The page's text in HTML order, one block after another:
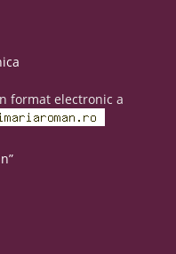
format electronic a